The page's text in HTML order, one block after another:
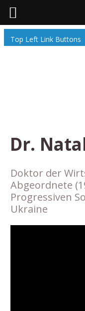
Top Left Link Buttons
Dr.
Doktor der
Abgeordnete
Progressiven
Ukraine